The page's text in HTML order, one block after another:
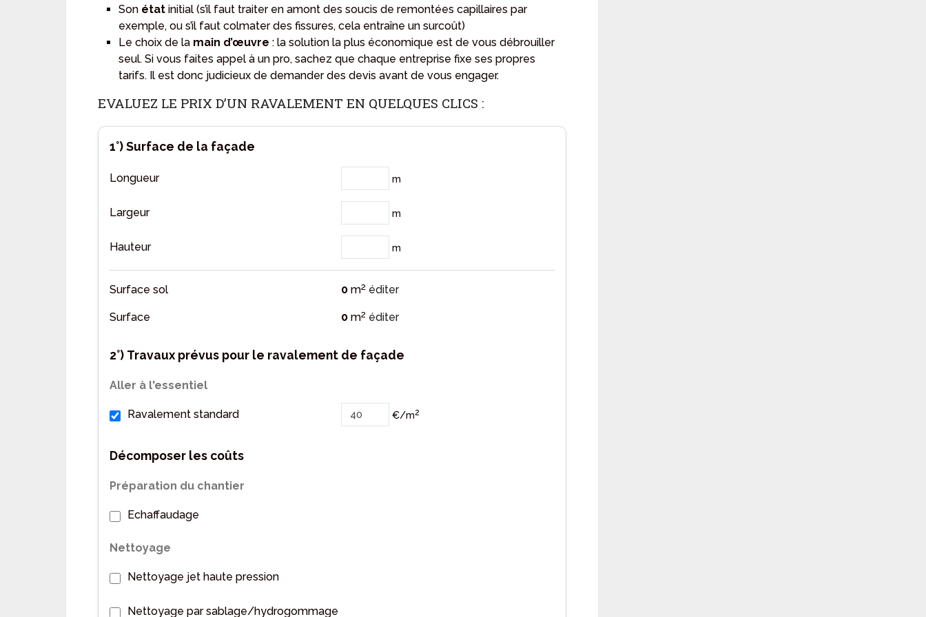
Son état initial (s’il faut traiter en amont des soucis de remontées capillaires par
exemple, ou s’il faut colmater des fissures, cela entraîne un surcoût)
Le choix de la main d’œuvre : la solution la plus économique est de vous débrouiller
seul. Si vous faites appel à un pro, sachez que chaque entreprise fixe ses propres
tarifs. Il est donc judicieux de demander des devis avant de vous engager.
EVALUEZ LE PRIX D’UN RAVALEMENT EN QUELQUES CLICS :
1°)Surface de la façade
Longueur m
Largeur m
Hauteur m
Surface sol 0m2 éditer
Surface 0m2 éditer
2°) Travaux prévus pour le ravalement de façade
Aller à l'essentiel
Ravalement standard €/m2
Décomposer les coûts
Préparation du chantier
Echaffaudage
Nettoyage
Nettoyage jet haute pression
Nettoyage par sablage/hydrogommage